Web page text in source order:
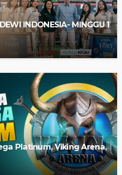
INDONESIA- MINGGU 1
Platinum, Viking Arena,